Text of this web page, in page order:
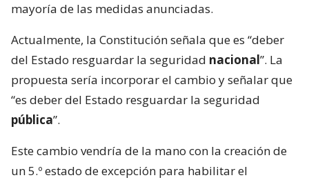
mayoría de las medidas anunciadas.
Actualmente, la Constitución señala que es “deber
del Estado resguardar la seguridad nacional”. La
propuesta sería incorporar el cambio y señalar que
“es deber del Estado resguardar la seguridad
pública”.
Este cambio vendría de la mano con la creación de
un 5.º estado de excepción para habilitar el